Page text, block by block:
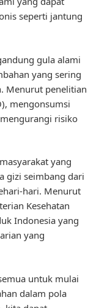
seperti jantung
gula alami
yang sering
Menurut penelitian
mengonsumsi
risiko
yang
gizi seimbang dari
hari. Menurut
Kesehatan
Indonesia yang
yang
untuk mulai
dalam pola